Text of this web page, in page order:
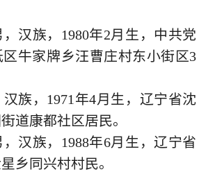
族，1980年2月生，中共党
区牛家牌乡汪曹庄村东小街区3
，1971年4月生，辽宁省沈
道康都社区居民。
族，1988年6月生，辽宁省
乡同兴村村民。